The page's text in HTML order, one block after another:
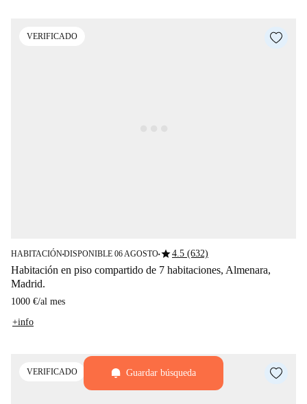
VERIFICADO
HABITACIÓN■DISPONIBLE 06 AGOSTO■star4.5 (632)
Habitación en piso compartido de 7 habitaciones, Almenara,
Madrid.
1000 €/al mes
+info
VERIFICADO Guardar búsqueda